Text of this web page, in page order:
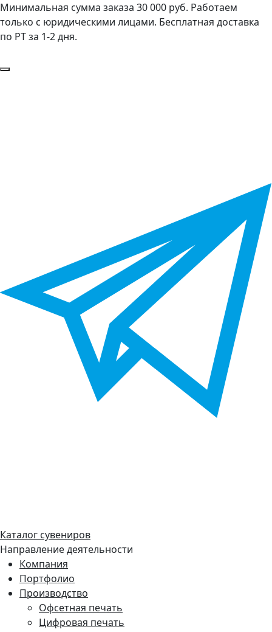
Минимальная сумма заказа 30 000 руб. Работаем
только с юридическими лицами. Бесплатная доставка
по РТ за 1-2 дня.
Каталог сувениров
Направление деятельности
Компания
Портфолио
Производство
Офсетная печать
Цифровая печать